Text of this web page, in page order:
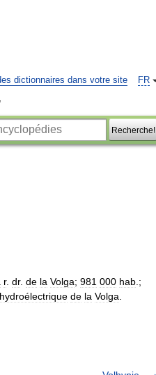
FR
dictionnaires dans votre site
Recherche!
r. dr. de la Volga; 981 000 hab .;
hydroélectrique de la Volga